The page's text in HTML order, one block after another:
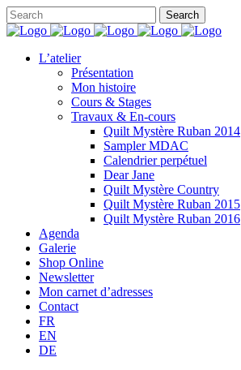
L’atelier
Présentation
Mon histoire
Cours & Stages
Travaux & En-cours
Quilt Mystère Ruban 2014
Sampler MDAC
Calendrier perpétuel
Dear Jane
Quilt Mystère Country
Quilt Mystère Ruban 2015
Quilt Mystère Ruban 2016
Agenda
Galerie
Shop Online
Newsletter
Mon carnet d’adresses
Contact
FR
EN
DE